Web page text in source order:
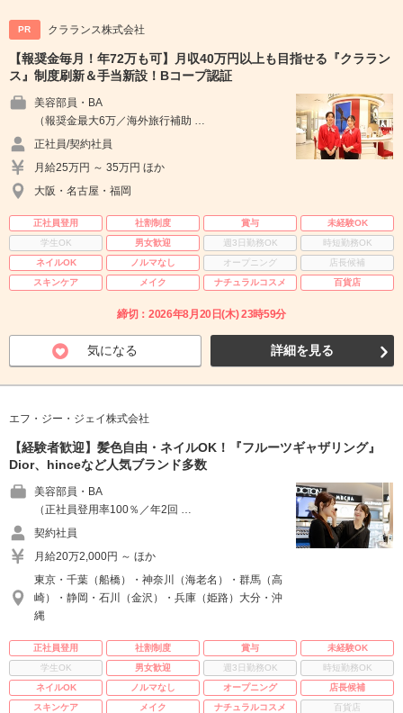
PR クラランス株式会社
【報奨金毎月！年72万も可】月収40万円以上も目指せる『クララン
ス』制度刷新＆手当新設！Bコープ認証
美容部員・BA
（報奨金最大6万／海外旅行補助 …
正社員/契約社員
月給25万円 ～ 35万円 ほか
大阪・名古屋・福岡
正社員登用 社割制度 賞与
未経験OK
学生OK
男女歓迎 週3日勤務OK
時短勤務OK
ネイルOK
ノルマなし オープニング
店長候補
スキンケア
メイク ナチュラルコスメ 百貨店
締切：2026年8月20日(木) 23時59分
気になる 詳細を見る
エフ・ジー・ジェイ株式会社
【経験者歓迎】髪色自由・ネイルOK！『フルーツギャザリング』
Dior、hinceなど人気ブランド多数
美容部員・BA
（正社員登用率100％／年2回 …
契約社員
月給20万2,000円 ～ ほか
東京・千葉（船橋）・神奈川（海老名）・群馬（高
崎）・静岡・石川（金沢）・兵庫（姫路）大分・沖
縄
正社員登用 社割制度 賞与
未経験OK
学生OK
男女歓迎 週3日勤務OK
時短勤務OK
ネイルOK
ノルマなし オープニング
店長候補
スキンケア
メイク ナチュラルコスメ 百貨店